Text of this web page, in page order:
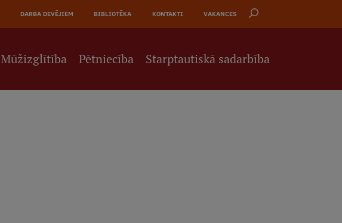
DARBA DEVĒJIEM BIBLIOTĒKA KONTAKTI VAKANCES
Mūžizglītība Pētniecība Starptautiskā sadarbība